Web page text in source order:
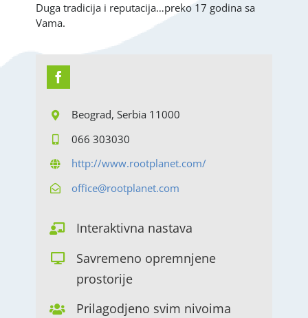
Duga tradicija i reputacija…preko 17 godina sa
Vama.
Beograd, Serbia 11000
066 303030
http://www.rootplanet.com/
office@rootplanet.com
Interaktivna nastava
Savremeno opremnjene
prostorije
Prilagodjeno svim nivoima